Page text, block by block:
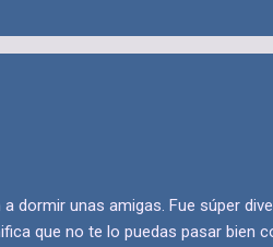
dormir unas amigas. Fue súper
que no te lo puedas pasar bien